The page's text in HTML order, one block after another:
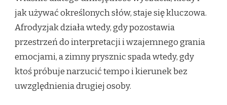
jak używać określonych słów, staje się kluczowa.
Afrodyzjak działa wtedy, gdy pozostawia
przestrzeń do interpretacji i wzajemnego grania
emocjami, a zimny prysznic spada wtedy, gdy
ktoś próbuje narzucić tempo i kierunek bez
uwzględnienia drugiej osoby.